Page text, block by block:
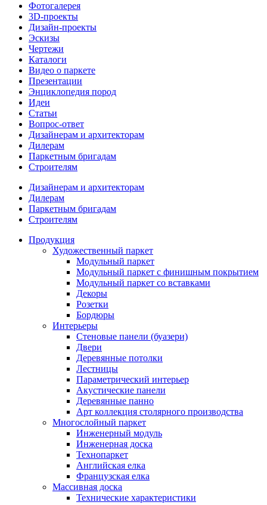
Фотогалерея
3D-проекты
Дизайн-проекты
Эскизы
Чертежи
Каталоги
Видео о паркете
Презентации
Энциклопедия пород
Идеи
Статьи
Вопрос-ответ
Дизайнерам и архитекторам
Дилерам
Паркетным бригадам
Строителям
Дизайнерам и архитекторам
Дилерам
Паркетным бригадам
Строителям
Продукция
Художественный паркет
Модульный паркет
Модульный паркет с финишным покрытием
Модульный паркет со вставками
Декоры
Розетки
Бордюры
Интерьеры
Стеновые панели (буазери)
Двери
Деревянные потолки
Лестницы
Параметрический интерьер
Акустические панели
Деревянные панно
Арт коллекция столярного производства
Многослойный паркет
Инженерный модуль
Инженерная доска
Технопаркет
Английская елка
Французская елка
Массивная доска
Технические характеристики